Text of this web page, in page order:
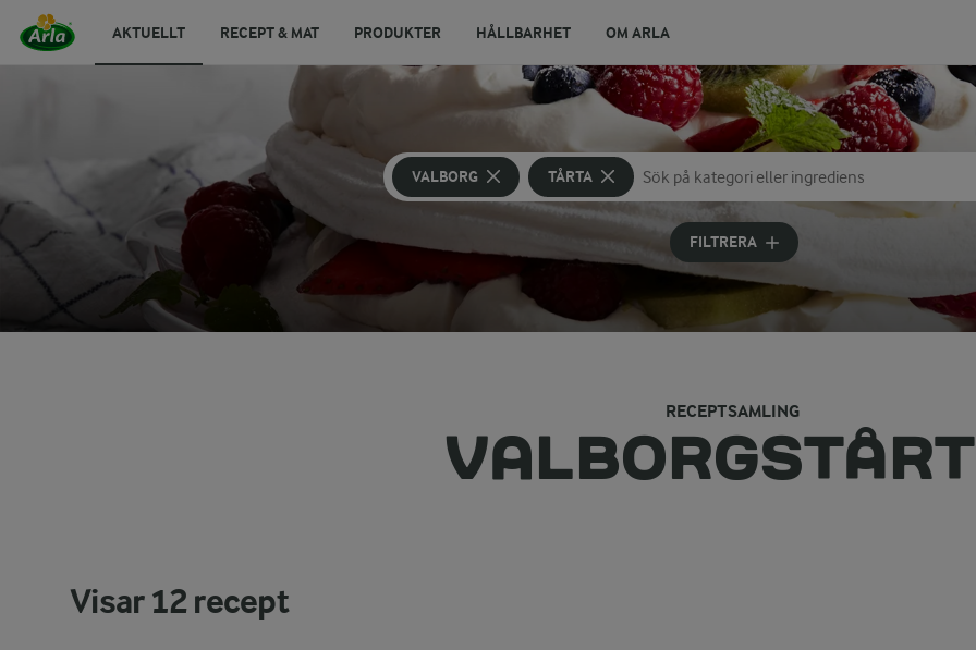
AKTUELLT RECEPT & MAT PRODUKTER HÅLLBARHET OM ARLA
VALBORG TÅRTA
Sök på kategori eller ingrediens
Skriv in sökord för att få förslag
FILTRERA
RECEPTSAMLING
Visar12recept